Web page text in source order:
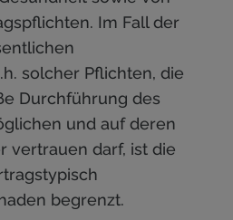
Im Fall der
solcher Pflichten, die
Durchführung des
und auf deren
vertrauen darf, ist die
begrenzt.